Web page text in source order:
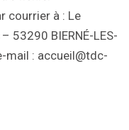
courrier à : Le
53290 BIERNÉ-LES-
mail : accueil@tdc-